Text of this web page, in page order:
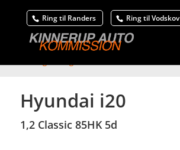
Ring til Randers Ring til Vodskov
Hyundai i20
1,2 Classic 85HK 5d